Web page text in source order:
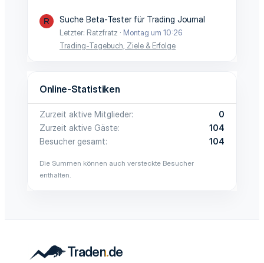
R Suche Beta-Tester für Trading Journal
Letzter: Ratzfratz
Montag um 10:26
Trading-Tagebuch, Ziele & Erfolge
Online-Statistiken
Zurzeit aktive Mitglieder
0
Zurzeit aktive Gäste
104
Besucher gesamt
104
Die Summen können auch versteckte Besucher
enthalten.